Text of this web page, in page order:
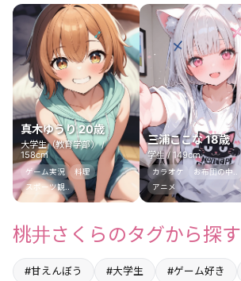
真木ゆうり 20歳
大学生（教育学部） /
158cm
ゲーム実況
料理
スポーツ観..
三浦ここな 18歳
学生 / 149cm
カラオケ
お布団の中..
アニメ
桃井さくらのタグから探す
#甘えんぼう #大学生 #ゲーム好き